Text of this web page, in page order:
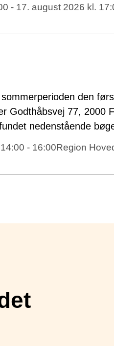
- 17. august 2026 kl.
den
Godthåbsvej 77, 2000
nedenstående
- 16:00Region